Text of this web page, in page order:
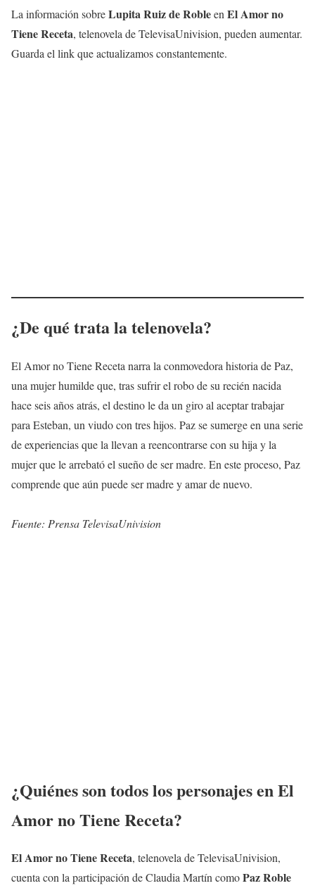
La información sobreLupita Ruiz de Robleen El Amor no
Tiene Receta, telenovela de TelevisaUnivision, pueden aumentar.
Guarda el link que actualizamos constantemente.
¿De qué trata la telenovela?
El Amor no Tiene Receta narra la conmovedora historia de Paz,
una mujer humilde que, tras sufrir el robo de su recién nacida
hace seis años atrás, el destino le da un giro al aceptar trabajar
para Esteban, un viudo con tres hijos. Paz se sumerge en una serie
de experiencias que la llevan a reencontrarse con su hija y la
mujer que le arrebató el sueño de ser madre. En este proceso, Paz
comprende que aún puede ser madre y amar de nuevo.
Fuente: Prensa TelevisaUnivision
¿Quiénes son todos los personajes enEl
Amor no Tiene Receta?
El Amor no Tiene Receta, telenovela de TelevisaUnivision,
cuenta con la participación de Claudia Martín comoPaz Roble